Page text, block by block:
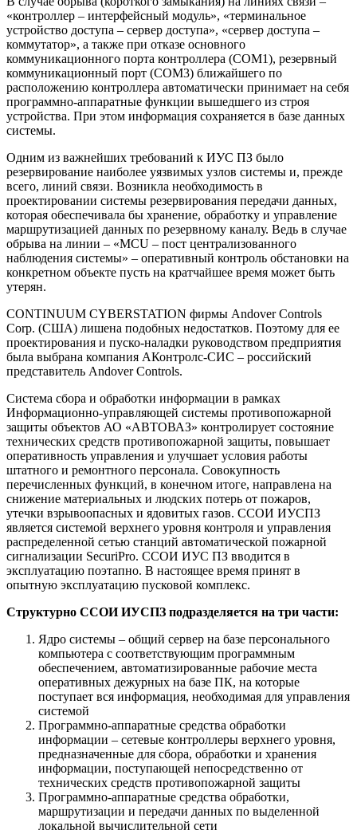
«контроллер – интерфейсный модуль», «терминальное
устройство доступа – сервер доступа», «сервер доступа –
коммутатор», а также при отказе основного
коммуникационного порта контроллера (COM1), резервный
коммуникационный порт (COM3) ближайшего по
расположению контроллера автоматически принимает на себя
программно-аппаратные функции вышедшего из строя
устройства. При этом информация сохраняется в базе данных
системы.
Одним из важнейших требований к ИУС ПЗ было
резервирование наиболее уязвимых узлов системы и, прежде
всего, линий связи. Возникла необходимость в
проектировании системы резервирования передачи данных,
которая обеспечивала бы хранение, обработку и управление
маршрутизацией данных по резервному каналу. Ведь в случае
обрыва на линии – «MCU – пост централизованного
наблюдения системы» – оперативный контроль обстановки на
конкретном объекте пусть на кратчайшее время может быть
утерян.
CONTINUUM CYBERSTATION фирмы Andover Controls
Corp. (США) лишена подобных недостатков. Поэтому для ее
проектирования и пуско-наладки руководством предприятия
была выбрана компания АКонтролс-СИС – российский
представитель Andover Controls.
Система сбора и обработки информации в рамках
Информационно-управляющей системы противопожарной
защиты объектов АО «АВТОВАЗ» контролирует состояние
технических средств противопожарной защиты, повышает
оперативность управления и улучшает условия работы
штатного и ремонтного персонала. Совокупность
перечисленных функций, в конечном итоге, направлена на
снижение материальных и людских потерь от пожаров,
утечки взрывоопасных и ядовитых газов. ССОИ ИУСПЗ
является системой верхнего уровня контроля и управления
распределенной сетью станций автоматической пожарной
сигнализации SecuriPro. ССОИ ИУС ПЗ вводится в
эксплуатацию поэтапно. В настоящее время принят в
опытную эксплуатацию пусковой комплекс.
Структурно ССОИ ИУСПЗ подразделяется на три части:
Ядро системы – общий сервер на базе персонального
компьютера с соответствующим программным
обеспечением, автоматизированные рабочие места
оперативных дежурных на базе ПК, на которые
поступает вся информация, необходимая для управления
системой
Программно-аппаратные средства обработки
информации – сетевые контроллеры верхнего уровня,
предназначенные для сбора, обработки и хранения
информации, поступающей непосредственно от
технических средств противопожарной защиты
Программно-аппаратные средства обработки,
маршрутизации и передачи данных по выделенной
локальной вычислительной сети